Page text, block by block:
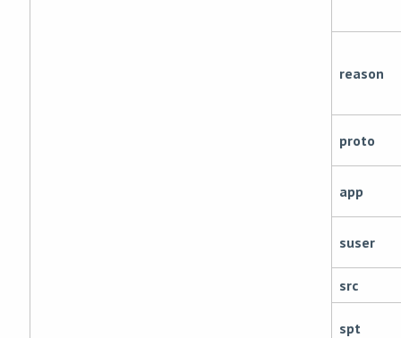
reason
proto
app
suser
src
spt